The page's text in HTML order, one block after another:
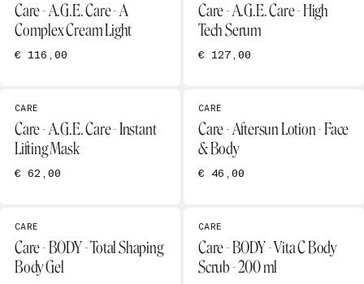
Care - A.G.E. Care - A
Complex Cream Light
€ 116,00
Care - A.G.E. Care - High
Tech Serum
€ 127,00
CARE
Care - A.G.E. Care - Instant
Lifting Mask
€ 62,00
CARE
Care - Aftersun Lotion - Face
& Body
€ 46,00
CARE
Care - BODY - Total Shaping
Body Gel
CARE
Care - BODY - Vita C Body
Scrub - 200 ml